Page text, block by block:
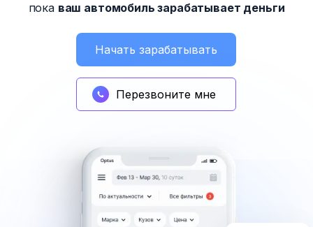
пока ваш автомобиль зарабатывает деньги
Начать зарабатывать
Перезвоните мне